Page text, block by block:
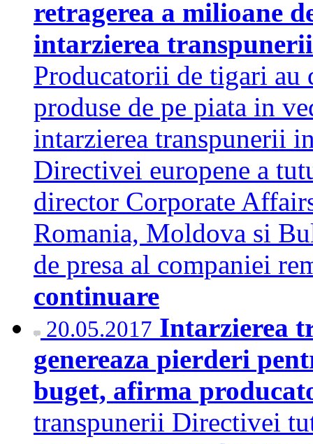
retragerea a milioane
intarzierea
Producatorii de tigari au
produse de pe piata in
intarzierea transpunerii
Directivei europene a
director Corporate
Romania, Moldova si
de presa al companiei
continuare
20.05.2017 Intarzierea
genereaza pierderi
buget, afirma
transpunerii Directivei